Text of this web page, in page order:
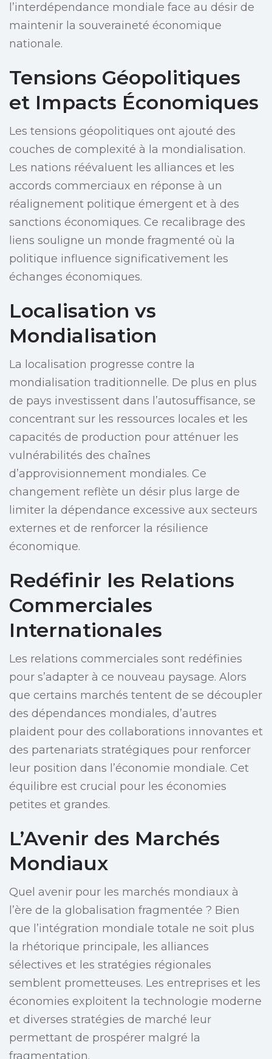
l’interdépendance mondiale face au désir de
maintenir la souveraineté économique
nationale.
Tensions Géopolitiques
et Impacts Économiques
Les tensions géopolitiques ont ajouté des
couches de complexité à la mondialisation.
Les nations réévaluent les alliances et les
accords commerciaux en réponse à un
réalignement politique émergent et à des
sanctions économiques. Ce recalibrage des
liens souligne un monde fragmenté où la
politique influence significativement les
échanges économiques.
Localisation vs
Mondialisation
La localisation progresse contre la
mondialisation traditionnelle. De plus en plus
de pays investissent dans l’autosuffisance, se
concentrant sur les ressources locales et les
capacités de production pour atténuer les
vulnérabilités des chaînes
d’approvisionnement mondiales. Ce
changement reflète un désir plus large de
limiter la dépendance excessive aux secteurs
externes et de renforcer la résilience
économique.
Redéfinir les Relations
Commerciales
Internationales
Les relations commerciales sont redéfinies
pour s’adapter à ce nouveau paysage. Alors
que certains marchés tentent de se découpler
des dépendances mondiales, d’autres
plaident pour des collaborations innovantes et
des partenariats stratégiques pour renforcer
leur position dans l’économie mondiale. Cet
équilibre est crucial pour les économies
petites et grandes.
L’Avenir des Marchés
Mondiaux
Quel avenir pour les marchés mondiaux à
l’ère de la globalisation fragmentée ? Bien
que l’intégration mondiale totale ne soit plus
la rhétorique principale, les alliances
sélectives et les stratégies régionales
semblent prometteuses. Les entreprises et les
économies exploitent la technologie moderne
et diverses stratégies de marché leur
permettant de prospérer malgré la
fragmentation.